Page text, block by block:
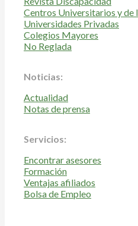
Centros Universitarios y de
Universidades Privadas
Colegios Mayores
No Reglada
Noticias:
Actualidad
Notas de prensa
Servicios:
Encontrar asesores
Formación
Ventajas afiliados
Bolsa de Empleo